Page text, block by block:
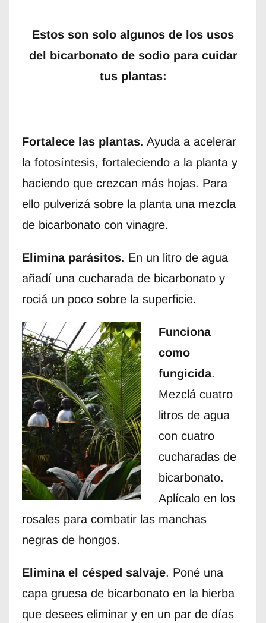
Estos son solo algunos de los usos
del bicarbonato de sodio para cuidar
tus plantas:
Fortalece las plantas. Ayuda a acelerar
la fotosíntesis, fortaleciendo a la planta y
haciendo que crezcan más hojas. Para
ello pulverizá sobre la planta una mezcla
de bicarbonato con vinagre.
Elimina parásitos. En un litro de agua
añadí una cucharada de bicarbonato y
rociá un poco sobre la superficie.
Funciona
como
fungicida.
Mezclá cuatro
litros de agua
con cuatro
cucharadas de
bicarbonato.
Aplícalo en los
rosales para combatir las manchas
negras de hongos.
Elimina el césped salvaje. Poné una
capa gruesa de bicarbonato en la hierba
que desees eliminar y en un par de días